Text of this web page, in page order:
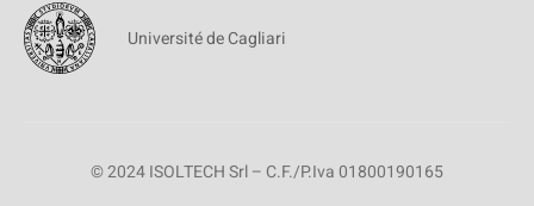
Université de Cagliari
© 2024 ISOLTECH Srl – C.F./P.Iva 01800190165